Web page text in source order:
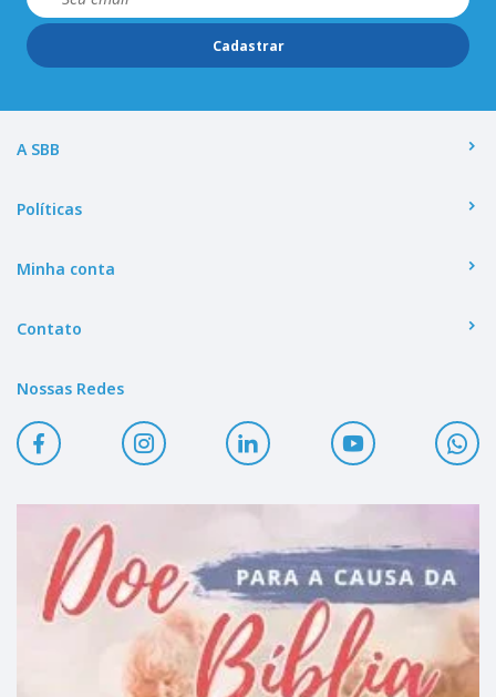
Cadastrar
A SBB
Políticas
Minha conta
Contato
Nossas Redes